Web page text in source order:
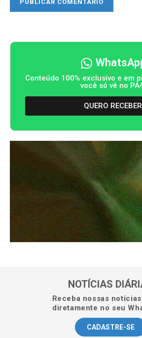
Conteúdo 100% exclusivo e em
você só vê no
QUERO RECEBER
NOTÍCIAS
Receba nossas
diretamente no seu
CADASTRE-SE